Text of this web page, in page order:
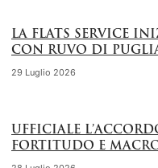
LA FLATS SERVICE
CON RUVO DI
29 Luglio 2026
UFFICIALE
FORTITUDO E